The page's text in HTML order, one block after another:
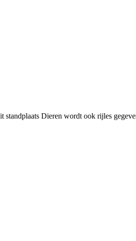
Dieren wordt ook rijles